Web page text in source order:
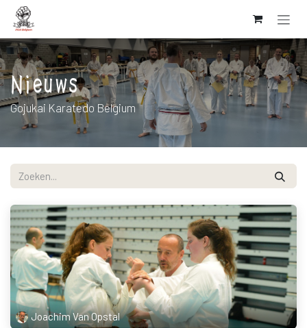
Overslaan naar inhoud
Nieuws
Gojukai Karatedo Belgium
Joachim Van Opstal